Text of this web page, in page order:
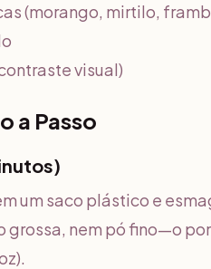
(morango, mirtilo,
visual)
a Passo
um saco plástico e
grossa, nem pó fino—o